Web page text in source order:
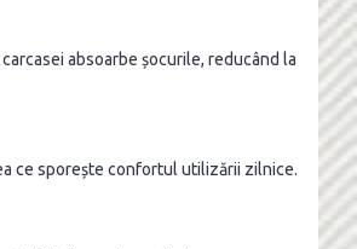
absoarbe șocurile, reducând la
ce sporește confortul utilizării zilnice.